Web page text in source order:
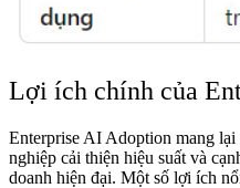
Lợi ích chính của
Enterprise AI Adoption mang lại
nghiệp cải thiện hiệu suất và
doanh hiện đại. Một số lợi ích